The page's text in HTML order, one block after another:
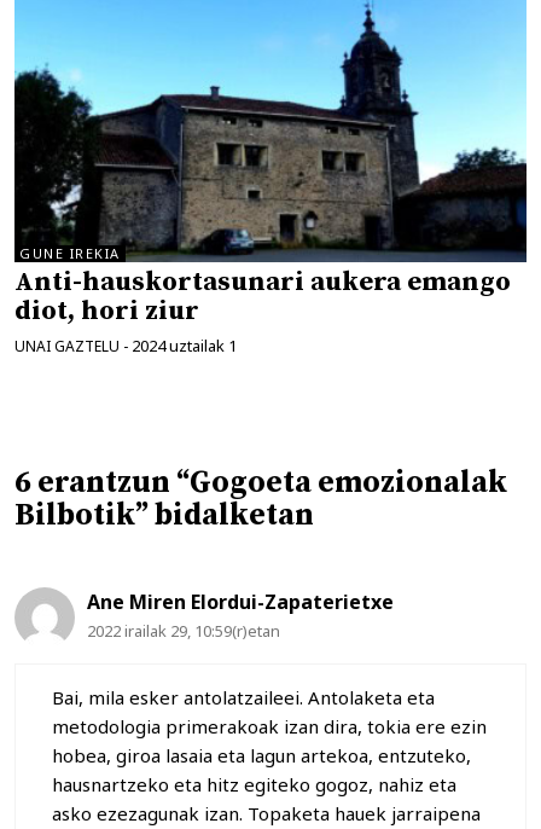
GUNE IREKIA
Anti-hauskortasunari aukera emango
diot, hori ziur
UNAI GAZTELU - 2024 uztailak 1
6 erantzun “Gogoeta emozionalak
Bilbotik” bidalketan
Ane Miren Elordui-Zapaterietxe
2022 irailak 29, 10:59(r)etan
Bai, mila esker antolatzaileei. Antolaketa eta
metodologia primerakoak izan dira, tokia ere ezin
hobea, giroa lasaia eta lagun artekoa, entzuteko,
hausnartzeko eta hitz egiteko gogoz, nahiz eta
asko ezezagunak izan. Topaketa hauek jarraipena